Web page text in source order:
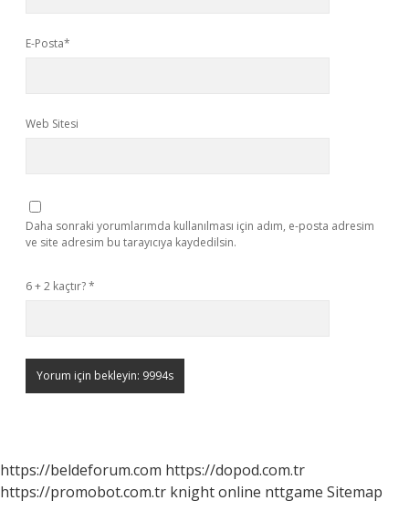
E-Posta*
Web Sitesi
Daha sonraki yorumlarımda kullanılması için adım, e-posta adresim
ve site adresim bu tarayıcıya kaydedilsin.
6 + 2 kaçtır?*
https://beldeforum.com https://dopod.com.tr
https://promobot.com.tr knight online nttgame Sitemap